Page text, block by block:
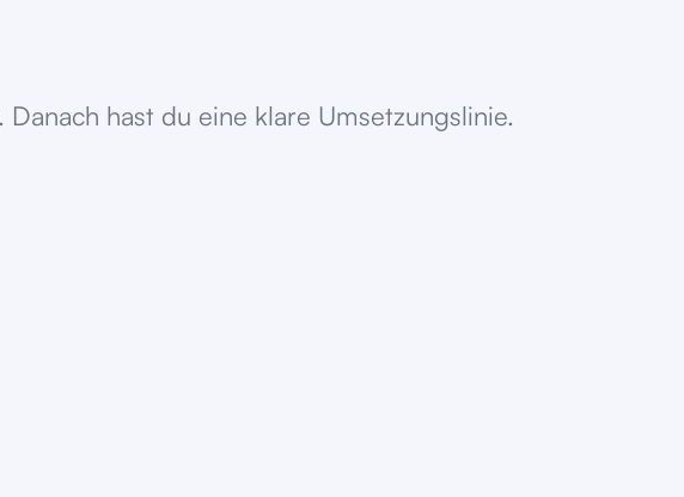
hast du eine klare Umsetzungslinie.